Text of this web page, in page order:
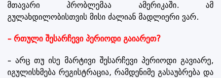
მთავარი პრობლემაა ამერიკაში. ამ
გულახდილობისთვის მისი ძალიან მადლიერი ვარ.
– რთული შესარჩევი პერიოდი გაიარეთ?
– არც თუ ისე მარტივი შესარჩევი პერიოდი გავიარე,
იგულისხმება რეგისტრაცია, რამდენიმე გასაუბრება და